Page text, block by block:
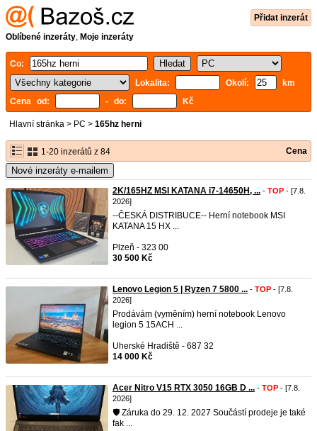
Přidat inzerát
Oblíbené inzeráty, Moje inzeráty
Co:
Lokalita:
Okolí:
km
Cena od:
- do: Kč
Hlavní stránka > PC > 165hz herni
1-20 inzerátů z 84 Cena
Nové inzeráty e-mailem
2K/165HZ MSI KATANA i7-14650H, ... - TOP - [7.8.
2026]
--ČESKÁ DISTRIBUCE-- Herní notebook MSI
KATANA 15 HX ...
Plzeň - 323 00
30 500 Kč
Lenovo Legion 5 | Ryzen 7 5800 ... - TOP - [7.8.
2026]
Prodávám (vyměním) herní notebook Lenovo
legion 5 15ACH ...
Uherské Hradiště - 687 32
14 000 Kč
Acer Nitro V15 RTX 3050 16GB D ... - TOP - [7.8.
2026]
🛡️ Záruka do 29. 12. 2027 Součástí prodeje je také
fak ...